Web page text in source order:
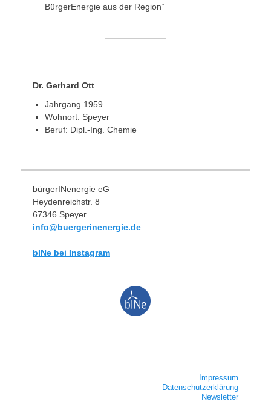
BürgerEnergie aus der Region“
Dr. Gerhard Ott
Jahrgang 1959
Wohnort: Speyer
Beruf: Dipl.-Ing. Chemie
bürgerINenergie eG
Heydenreichstr. 8
67346 Speyer
info@buergerinenergie.de
bINe bei Instagram
Impressum
Datenschutzerklärung
Newsletter